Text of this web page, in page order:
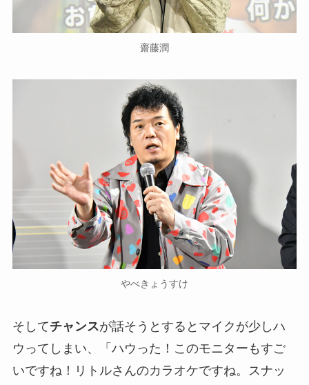
齋藤潤
やべきょうすけ
そしてチャンスが話そうとするとマイクが少しハ
ウってしまい、「ハウった！このモニターもすご
いですね！リトルさんのカラオケですね。スナッ